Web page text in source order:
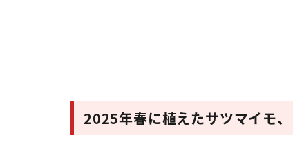
2025年春に植えたサツマイモ、